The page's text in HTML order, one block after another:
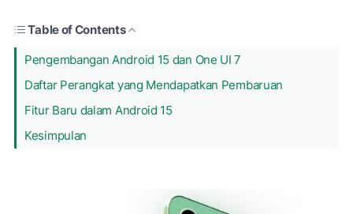
Table of Contents
Pengembangan Android 15 dan One UI 7
Daftar Perangkat yang Mendapatkan Pembaruan
Fitur Baru dalam Android 15
Kesimpulan